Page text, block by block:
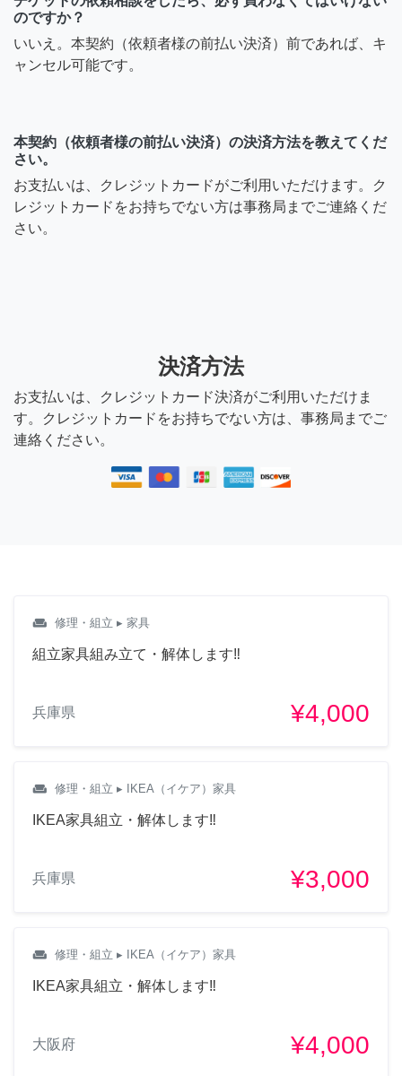
のですか？
いいえ。本契約（依頼者様の前払い決済）前であれば、キ
ャンセル可能です。
本契約（依頼者様の前払い決済）の決済方法を教えてくだ
さい。
お支払いは、クレジットカードがご利用いただけます。ク
レジットカードをお持ちでない方は事務局までご連絡くだ
さい。
決済方法
お支払いは、クレジットカード決済がご利用いただけま
す。クレジットカードをお持ちでない方は、事務局までご
連絡ください。
weekend 修理・組立 ▸ 家具
組立家具組み立て・解体します‼︎
兵庫県 ¥4,000
weekend 修理・組立 ▸ IKEA（イケア）家具
IKEA家具組立・解体します‼︎
兵庫県 ¥3,000
weekend 修理・組立 ▸ IKEA（イケア）家具
IKEA家具組立・解体します‼︎
大阪府 ¥4,000